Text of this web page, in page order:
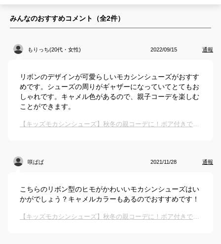
みんなのおすすめコメント（全2件）
もりっち(20代・女性) 2022/09/15 通報
リボンのデザインが可愛らしいモカシンシューズがおすす
めです。シューズの周りがギャザーになっていてとてもお
しゃれです。キャメル色があるので、親子コーデを楽しむ
ことができます。
【キッズモカシンシューズ】秋冬の親コーデに！ボア付きでおすすめは？
咲ぱぱ 2021/11/28 通報
こちらのリボン型のヒモがかわいいモカシンシューズはい
かがでしょう？キャメルカラーもあるのでおすすめです！
【キッズモカシンシューズ】秋冬の親コーデに！ボア付きでおすすめは？